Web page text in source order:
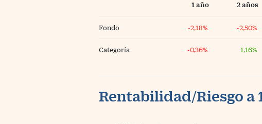
1 año 2 años
Fondo -2,18% -2,50%
Categoría -0,36% 1,16%
Rentabilidad/Riesgo a